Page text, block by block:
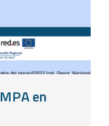
en